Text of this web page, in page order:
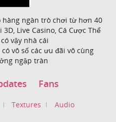
ngàn trò chơi từ hơn 40
Live Casino, Cá Cược Thể
vậy nhà cái
có vô số các ưu đãi vô cùng
ngập tràn
Fans
Textures Audio